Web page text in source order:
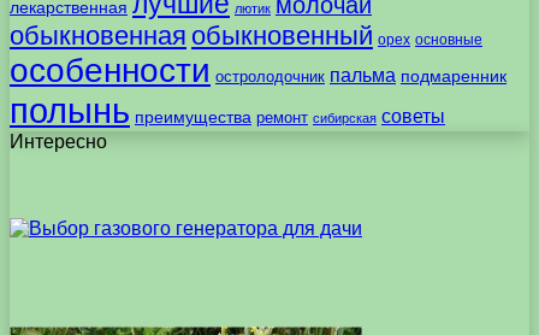
лекарственная лютик
обыкновенная обыкновенный орех основные
особенности остролодочник пальма подмаренник
полынь преимущества ремонт сибирская советы
Интересно